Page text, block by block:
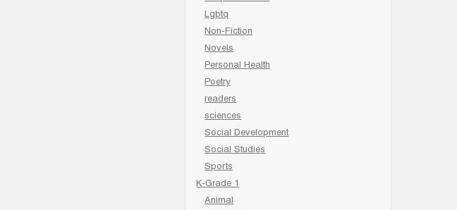
Lgbtq
Non-Fiction
Novels
Personal Health
Poetry
readers
sciences
Social Development
Social Studies
Sports
K-Grade 1
Animal